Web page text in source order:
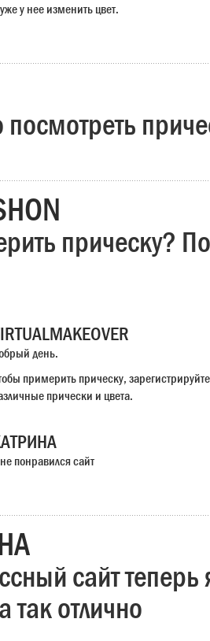
у нее изменить цвет.
прическу?
день.
примерить прическу,
прически и цвета.
понравился сайт
сайт теперь
так отлично